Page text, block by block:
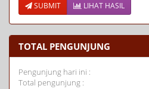
SUBMIT LIHAT HASIL
TOTAL PENGUNJUNG
Pengunjung hari ini :
Total pengunjung :